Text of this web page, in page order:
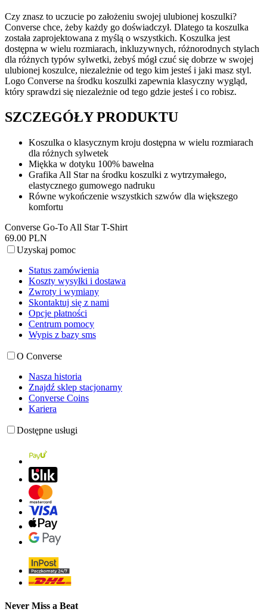
Czy znasz to uczucie po założeniu swojej ulubionej koszulki?
Converse chce, żeby każdy go doświadczył. Dlatego ta koszulka
została zaprojektowana z myślą o wszystkich. Koszulka jest
dostępna w wielu rozmiarach, inkluzywnych, różnorodnych stylach
dla różnych typów sylwetki, żebyś mógł czuć się dobrze w swojej
ulubionej koszulce, niezależnie od tego kim jesteś i jaki masz styl.
Logo Converse na środku koszulki zapewnia klasyczny wygląd,
który sprawdzi się niezależnie od tego gdzie jesteś i co robisz.
SZCZEGÓŁY PRODUKTU
Koszulka o klasycznym kroju dostępna w wielu rozmiarach
dla różnych sylwetek
Miękka w dotyku 100% bawełna
Grafika All Star na środku koszulki z wytrzymałego,
elastycznego gumowego nadruku
Równe wykończenie wszystkich szwów dla większego
komfortu
Converse Go-To All Star T-Shirt
69.00 PLN
Uzyskaj pomoc
Status zamówienia
Koszty wysyłki i dostawa
Zwroty i wymiany
Skontaktuj się z nami
Opcje płatności
Centrum pomocy
Wypis z bazy sms
O Converse
Nasza historia
Znajdź sklep stacjonarny
Converse Coins
Kariera
Dostępne usługi
Never Miss a Beat